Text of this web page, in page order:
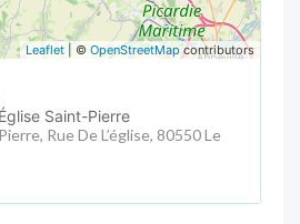
Leaflet | © OpenStreetMapcontributors
Saint-Pierre
Rue De L’église, 80550 Le